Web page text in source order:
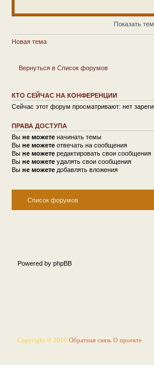
Показать
Новая тема
Вернуться в Список форумов
КТО СЕЙЧАС НА КОНФЕРЕНЦИИ
Сейчас этот форум просматривают: нет
ПРАВА ДОСТУПА
Вы не можете начинать темы
Вы не можете отвечать на сообщения
Вы не можете редактировать свои сообщения
Вы не можете удалять свои сообщения
Вы не можете добавлять вложения
Список форумов
Powered by phpBB
Copyright © 2010 Обратная связь О проекте